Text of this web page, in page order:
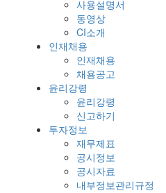
사용설명서
동영상
CI소개
인재채용
인재채용
채용공고
윤리강령
윤리강령
신고하기
투자정보
재무제표
공시정보
공시자료
내부정보관리규정